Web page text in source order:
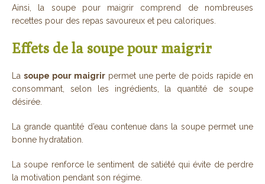
Ainsi, la soupe pour maigrir comprend de nombreuses
recettes pour des repas savoureux et peu caloriques.
Effets de la soupe pour maigrir
La soupe pour maigrirpermet une perte de poids rapide en
consommant, selon les ingrédients, la quantité de soupe
désirée.
La grande quantité d’eau contenue dans la soupe permet une
bonne hydratation.
La soupe renforce le sentiment de satiété qui évite de perdre
la motivation pendant son régime.